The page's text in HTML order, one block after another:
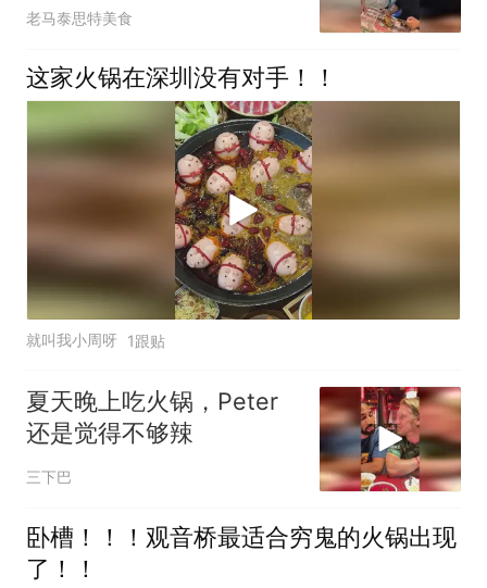
老马泰思特美食
这家火锅在深圳没有对手！！
就叫我小周呀 1跟贴
夏天晚上吃火锅，Peter
还是觉得不够辣
三下巴
卧槽！！！观音桥最适合穷鬼的火锅出现
了！！